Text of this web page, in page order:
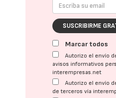
SUSCRIBIRME
Marcar todos
Autorizo el envío
avisos informativos
interempresas.net
Autorizo el envío
de terceros vía